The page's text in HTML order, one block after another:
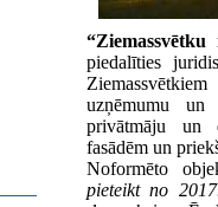
piedalīties
uzņēmumu
privātmāju un
fasādēm un
Noformēto
pieteikt no